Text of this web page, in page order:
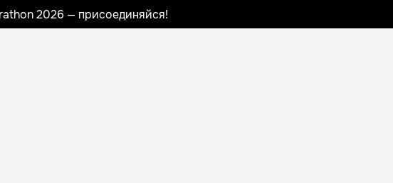
2026 — присоединяйся!